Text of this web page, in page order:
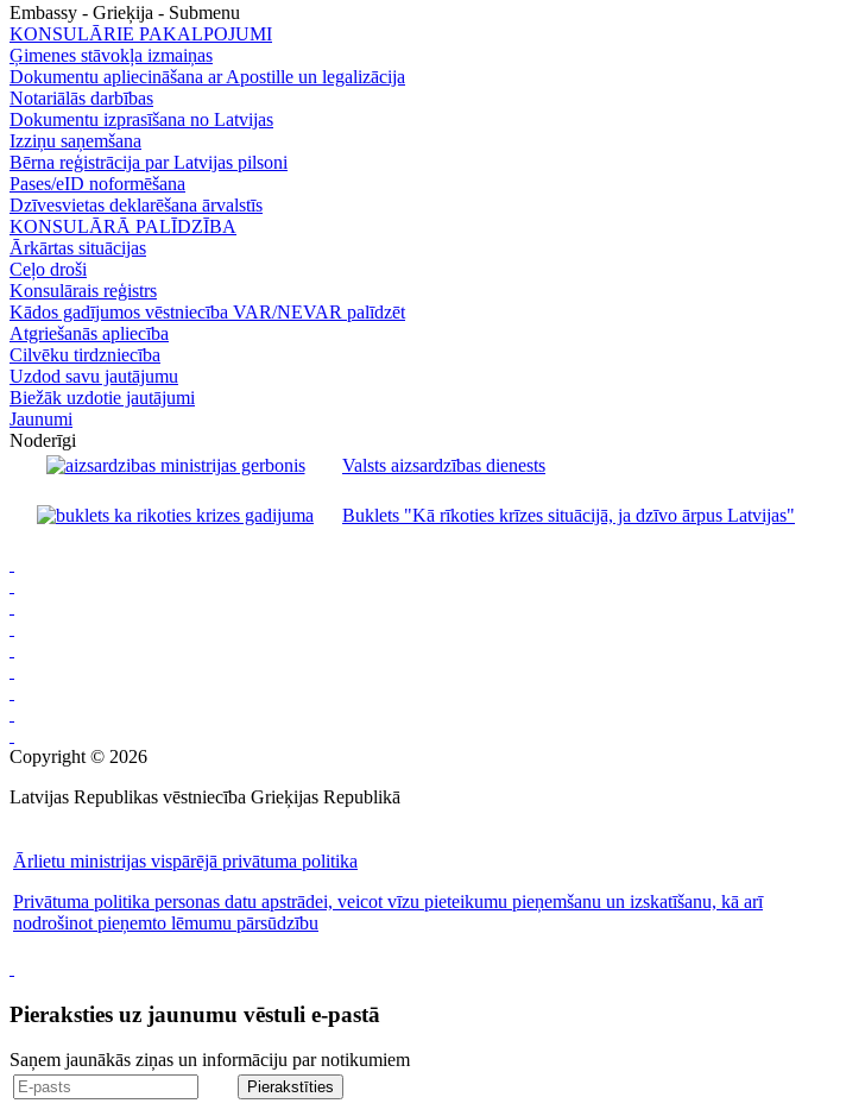
Embassy - Grieķija - Submenu
KONSULĀRIE PAKALPOJUMI
Ģimenes stāvokļa izmaiņas
Dokumentu apliecināšana ar Apostille un legalizācija
Notariālās darbības
Dokumentu izprasīšana no Latvijas
Izziņu saņemšana
Bērna reģistrācija par Latvijas pilsoni
Pases/eID noformēšana
Dzīvesvietas deklarēšana ārvalstīs
KONSULĀRĀ PALĪDZĪBA
Ārkārtas situācijas
Ceļo droši
Konsulārais reģistrs
Kādos gadījumos vēstniecība VAR/NEVAR palīdzēt
Atgriešanās apliecība
Cilvēku tirdzniecība
Uzdod savu jautājumu
Biežāk uzdotie jautājumi
Jaunumi
Noderīgi
Valsts aizsardzības dienests
Buklets "Kā rīkoties krīzes situācijā, ja dzīvo ārpus Latvijas"
Copyright © 2026
Latvijas Republikas vēstniecība Grieķijas Republikā
Ārlietu ministrijas vispārējā privātuma politika
Privātuma politika personas datu apstrādei, veicot vīzu pieteikumu pieņemšanu un izskatīšanu, kā arī
nodrošinot pieņemto lēmumu pārsūdzību
Pieraksties uz jaunumu vēstuli e-pastā
Saņem jaunākās ziņas un informāciju par notikumiem